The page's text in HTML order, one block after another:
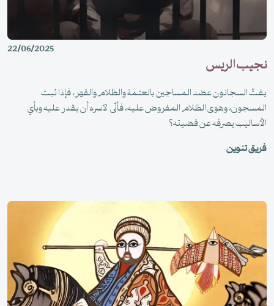
22/06/2025
نجيب الريس
يفتّ السجانون عضد المساجين بالعتمة والظلام والقهر، فإذا ثبت
المسجون، وهوى الظلام المفروض عليه، فأنّى لآسره أن يقدر عليه وبأي
الأساليب يصرفه عن قضيته؟
فريق تنوين